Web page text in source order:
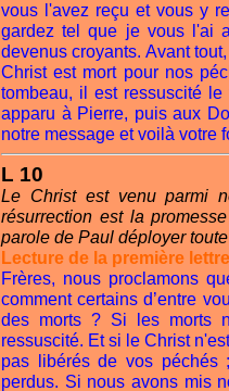
vous l'avez reçu et vous y
gardez tel que je vous l'ai
devenus croyants. Avant
Christ est mort pour nos
tombeau, il est ressuscité
apparu à Pierre, puis aux
notre message et voilà votre
L 10
Le Christ est venu parmi
résurrection est la
parole de Paul déployer
Lecture de la première
Frères, nous proclamons
comment certains d’entre
des morts ? Si les morts
ressuscité. Et si le Christ
pas libérés de vos
perdus. Si nous avons mis